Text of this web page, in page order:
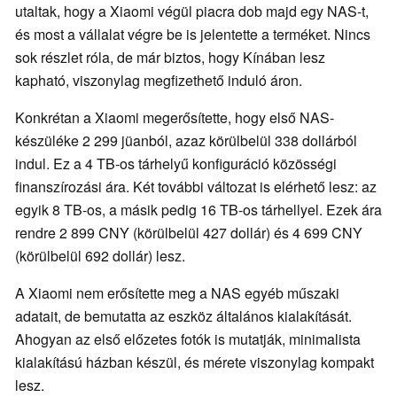
utaltak, hogy a Xiaomi végül piacra dob majd egy NAS-t,
és most a vállalat végre be is jelentette a terméket. Nincs
sok részlet róla, de már biztos, hogy Kínában lesz
kapható, viszonylag megfizethető induló áron.
Konkrétan a Xiaomi megerősítette, hogy első NAS-
készüléke 2 299 jüanból, azaz körülbelül 338 dollárból
indul. Ez a 4 TB-os tárhelyű konfiguráció közösségi
finanszírozási ára. Két további változat is elérhető lesz: az
egyik 8 TB-os, a másik pedig 16 TB-os tárhellyel. Ezek ára
rendre 2 899 CNY (körülbelül 427 dollár) és 4 699 CNY
(körülbelül 692 dollár) lesz.
A Xiaomi nem erősítette meg a NAS egyéb műszaki
adatait, de bemutatta az eszköz általános kialakítását.
Ahogyan az első előzetes fotók is mutatják, minimalista
kialakítású házban készül, és mérete viszonylag kompakt
lesz.